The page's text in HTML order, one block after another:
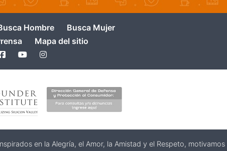
Hombre
Busca Mujer
Mapa del sitio
en la Alegría, el Amor, la Amistad y el Respeto,